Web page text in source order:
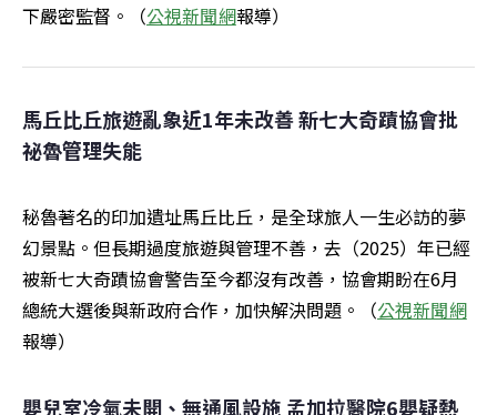
下嚴密監督。（公視新聞網報導）
馬丘比丘旅遊亂象近1年未改善 新七大奇蹟協會批
祕魯管理失能
秘魯著名的印加遺址馬丘比丘，是全球旅人一生必訪的夢
幻景點。但長期過度旅遊與管理不善，去（2025）年已經
被新七大奇蹟協會警告至今都沒有改善，協會期盼在6月
總統大選後與新政府合作，加快解決問題。（公視新聞網
報導）
嬰兒室冷氣未開、無通風設施 孟加拉醫院6嬰疑熱